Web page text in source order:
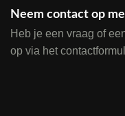
Neem contact op
Heb je een vraag of
op via het